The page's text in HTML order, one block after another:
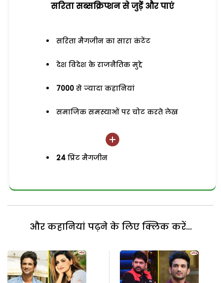
सरिता सब्सक्रिप्शन से जुड़ेें और पाएं
सरिता मैगजीन का सारा कंटेंट
देश विदेश के राजनैतिक मुद्दे
7000 से ज्यादा कहानियां
समाजिक समस्याओं पर चोट करते लेख
24 प्रिंट मैगजीन
और कहानियां पढ़ने के लिए क्लिक करें...